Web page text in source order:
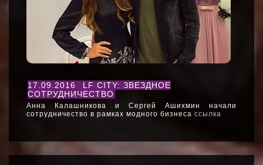
17.09.2016
LF CITY: ЗВЕЗДНОЕ
СОТРУДНИЧЕСТВО
Анна Калашникова и Сергей Ашихмин начали
сотрудничество в рамках модного бизнеса ссылка